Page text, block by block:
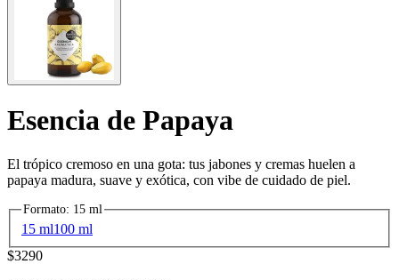
Esencia de Papaya
El trópico cremoso en una gota: tus jabones y cremas huelen a
papaya madura, suave y exótica, con vibe de cuidado de piel.
Formato: 15 ml
15 ml100 ml
$3290